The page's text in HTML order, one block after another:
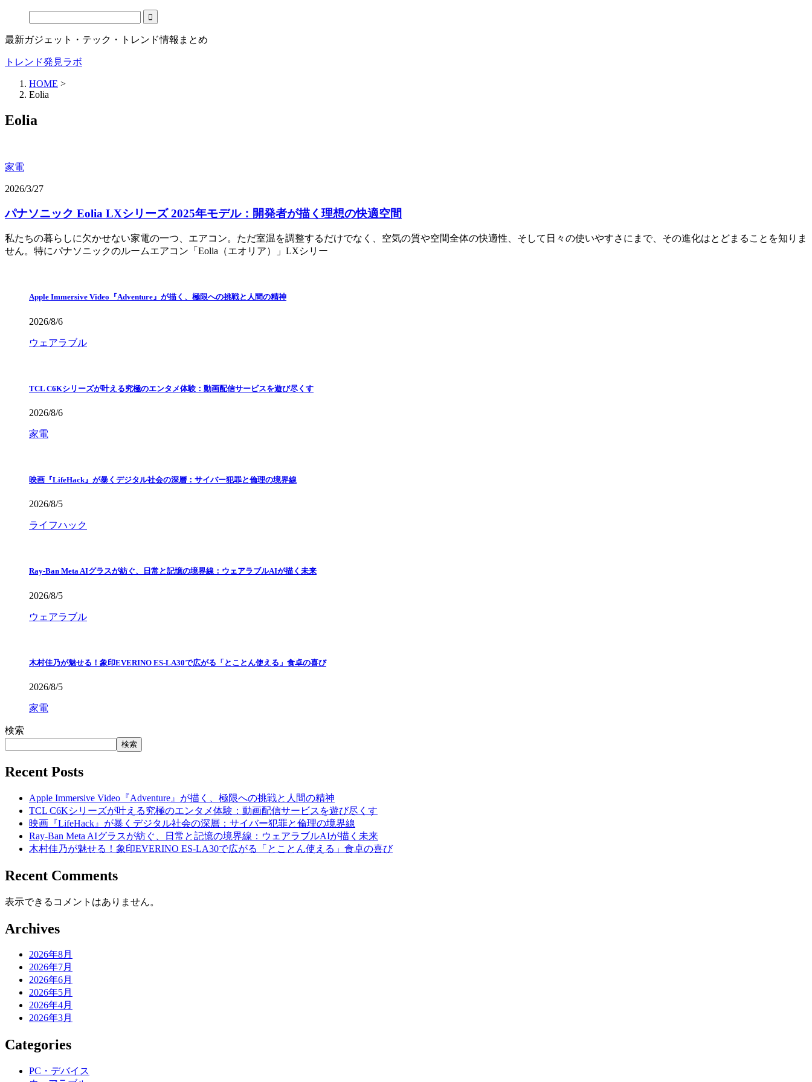
最新ガジェット・テック・トレンド情報まとめ
トレンド発見ラボ
HOME >
Eolia
Eolia
家電
2026/3/27
パナソニック Eolia LXシリーズ 2025年モデル：開発者が描く理想の快適空間
私たちの暮らしに欠かせない家電の一つ、エアコン。ただ室温を調整するだけでなく、空気の質や空間全体の快適性、そして日々の使いやすさにまで、その進化はとどまることを知りま
せん。特にパナソニックのルームエアコン「Eolia（エオリア）」LXシリー
Apple Immersive Video『Adventure』が描く、極限への挑戦と人間の精神
2026/8/6
ウェアラブル
TCL C6Kシリーズが叶える究極のエンタメ体験：動画配信サービスを遊び尽くす
2026/8/6
家電
映画『LifeHack』が暴くデジタル社会の深層：サイバー犯罪と倫理の境界線
2026/8/5
ライフハック
Ray-Ban Meta AIグラスが紡ぐ、日常と記憶の境界線：ウェアラブルAIが描く未来
2026/8/5
ウェアラブル
木村佳乃が魅せる！象印EVERINO ES-LA30で広がる「とことん使える」食卓の喜び
2026/8/5
家電
検索
検索
Recent Posts
Apple Immersive Video『Adventure』が描く、極限への挑戦と人間の精神
TCL C6Kシリーズが叶える究極のエンタメ体験：動画配信サービスを遊び尽くす
映画『LifeHack』が暴くデジタル社会の深層：サイバー犯罪と倫理の境界線
Ray-Ban Meta AIグラスが紡ぐ、日常と記憶の境界線：ウェアラブルAIが描く未来
木村佳乃が魅せる！象印EVERINO ES-LA30で広がる「とことん使える」食卓の喜び
Recent Comments
表示できるコメントはありません。
Archives
2026年8月
2026年7月
2026年6月
2026年5月
2026年4月
2026年3月
Categories
PC・デバイス